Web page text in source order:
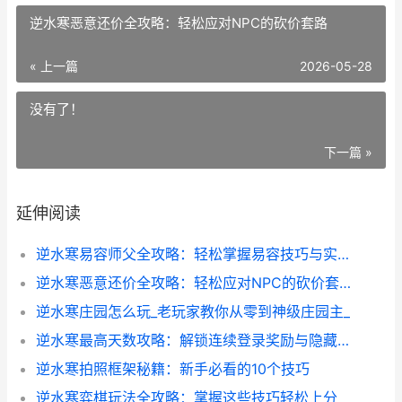
逆水寒恶意还价全攻略：轻松应对NPC的砍价套路
« 上一篇 2026-05-28
没有了！
下一篇 »
延伸阅读
逆水寒易容师父全攻略：轻松掌握易容技巧与实战经验分享
逆水寒恶意还价全攻略：轻松应对NPC的砍价套路
逆水寒庄园怎么玩_老玩家教你从零到神级庄园主_
逆水寒最高天数攻略：解锁连续登录奖励与隐藏福利
逆水寒拍照框架秘籍：新手必看的10个技巧
逆水寒弈棋玩法全攻略：掌握这些技巧轻松上分